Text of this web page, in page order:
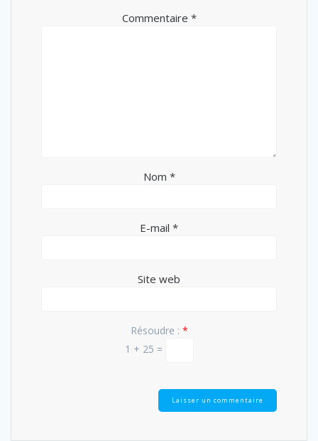
Commentaire *
Nom *
E-mail *
Site web
Résoudre : *
1 + 25 =